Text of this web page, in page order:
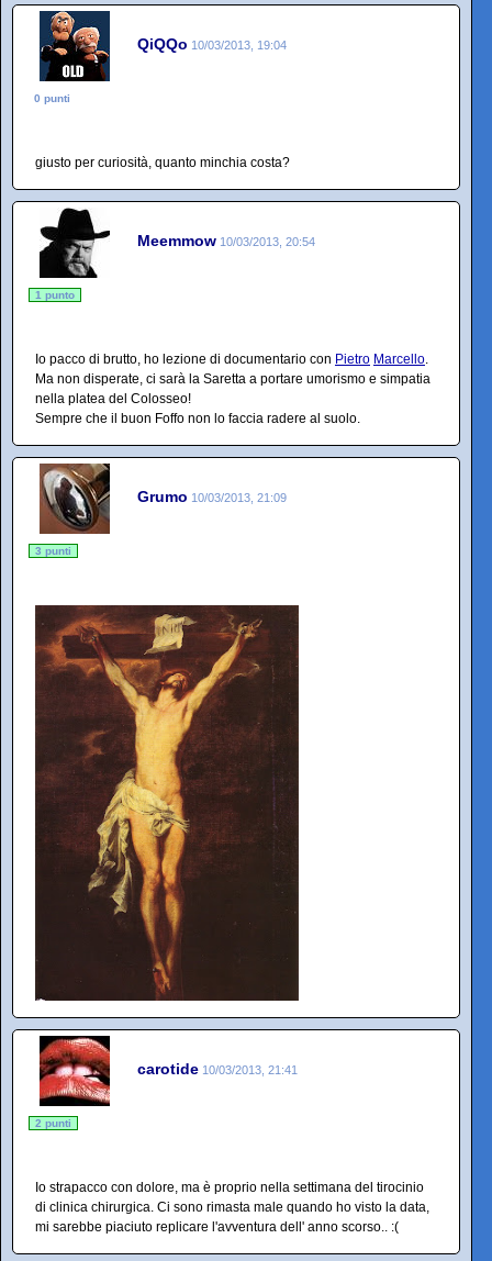
QiQQo 10/03/2013, 19:04
0 punti
giusto per curiosità, quanto minchia costa?
Meemmow 10/03/2013, 20:54
1 punto
Io pacco di brutto, ho lezione di documentario con Pietro Marcello.
Ma non disperate, ci sarà la Saretta a portare umorismo e simpatia
nella platea del Colosseo!
Sempre che il buon Foffo non lo faccia radere al suolo.
Grumo 10/03/2013, 21:09
3 punti
carotide 10/03/2013, 21:41
2 punti
Io strapacco con dolore, ma è proprio nella settimana del tirocinio
di clinica chirurgica. Ci sono rimasta male quando ho visto la data,
mi sarebbe piaciuto replicare l'avventura dell' anno scorso.. :(